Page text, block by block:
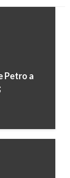
Petro a